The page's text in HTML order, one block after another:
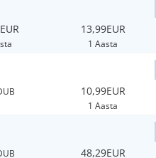
13,99EUR
1 Aasta
10,99EUR
1 Aasta
48,29EUR